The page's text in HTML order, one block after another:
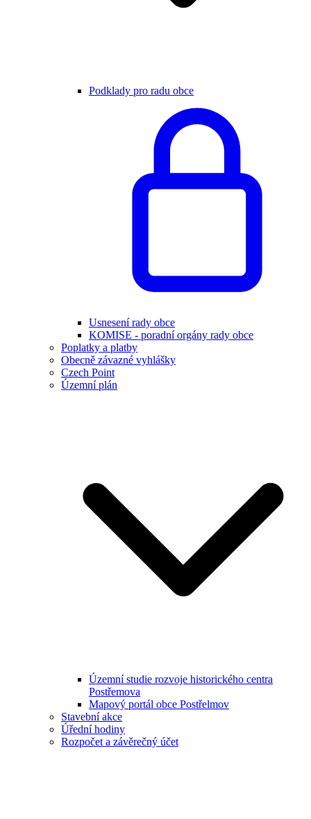
Podklady pro radu obce
Usnesení rady obce
KOMISE - poradní orgány rady obce
Poplatky a platby
Obecně závazné vyhlášky
Czech Point
Územní plán
Územní studie rozvoje historického centra
Postřemova
Mapový portál obce Postřelmov
Stavební akce
Úřední hodiny
Rozpočet a závěrečný účet